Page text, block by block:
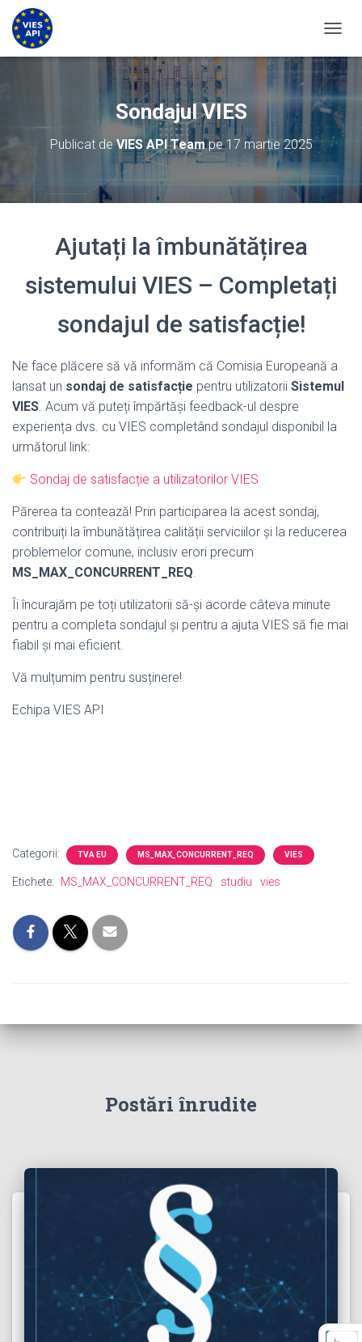
Sondajul VIES
Publicat deVIES API Teampe17 martie 2025
Ajutați la îmbunătățirea
sistemului VIES – Completați
sondajul de satisfacție!
Ne face plăcere să vă informăm că Comisia Europeană a
lansat un sondaj de satisfacție pentru utilizatorii Sistemul
VIES. Acum vă puteți împărtăși feedback-ul despre
experiența dvs. cu VIES completând sondajul disponibil la
următorul link:
Sondaj de satisfacție a utilizatorilor VIES
Părerea ta contează! Prin participarea la acest sondaj,
contribuiți la îmbunătățirea calității serviciilor și la reducerea
problemelor comune, inclusiv erori precum
MS_MAX_CONCURRENT_REQ.
Îi încurajăm pe toți utilizatorii să-și acorde câteva minute
pentru a completa sondajul și pentru a ajuta VIES să fie mai
fiabil și mai eficient.
Vă mulțumim pentru susținere!
Echipa VIES API
Categorii: TVA EU MS_MAX_CONCURRENT_REQ VIES
Etichete: MS_MAX_CONCURRENT_REQ studiu vies
Postări înrudite